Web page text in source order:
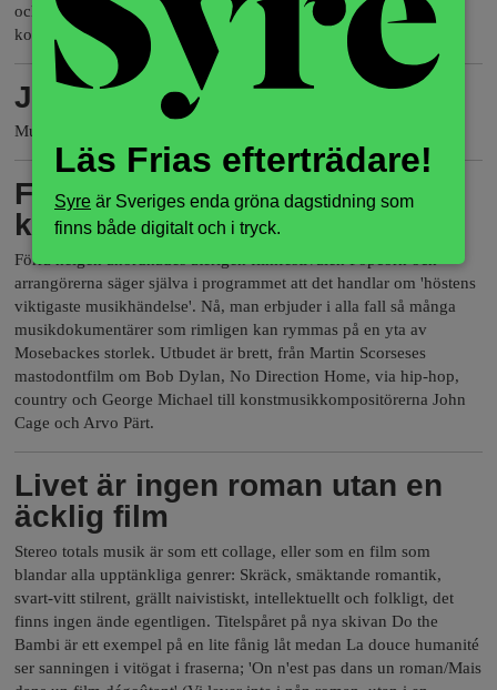
Läs Frias efterträdare!
Syre är Sveriges enda gröna dagstidning som
finns både digitalt och i tryck.
och Sibiria ger uttryck för jordnära relationsreflektioner till sin
komprimerat storslagna pop.
Juni Järvi väcker ömhet
Musik
Från tröttsam MTV-estetik till
känsliga samtal
Förra helgen anordnades återigen filmfestivalen Popcorn och
arrangörerna säger själva i programmet att det handlar om 'höstens
viktigaste musikhändelse'. Nå, man erbjuder i alla fall så många
musikdokumentärer som rimligen kan rymmas på en yta av
Mosebackes storlek. Utbudet är brett, från Martin Scorseses
mastodontfilm om Bob Dylan, No Direction Home, via hip-hop,
country och George Michael till konstmusikkompositörerna John
Cage och Arvo Pärt.
Livet är ingen roman utan en
äcklig film
Stereo totals musik är som ett collage, eller som en film som
blandar alla upptänkliga genrer: Skräck, smäktande romantik,
svart-vitt stilrent, grällt naivistiskt, intellektuellt och folkligt, det
finns ingen ände egentligen. Titelspåret på nya skivan Do the
Bambi är ett exempel på en lite fånig låt medan La douce humanité
ser sanningen i vitögat i fraserna; 'On n'est pas dans un roman/Mais